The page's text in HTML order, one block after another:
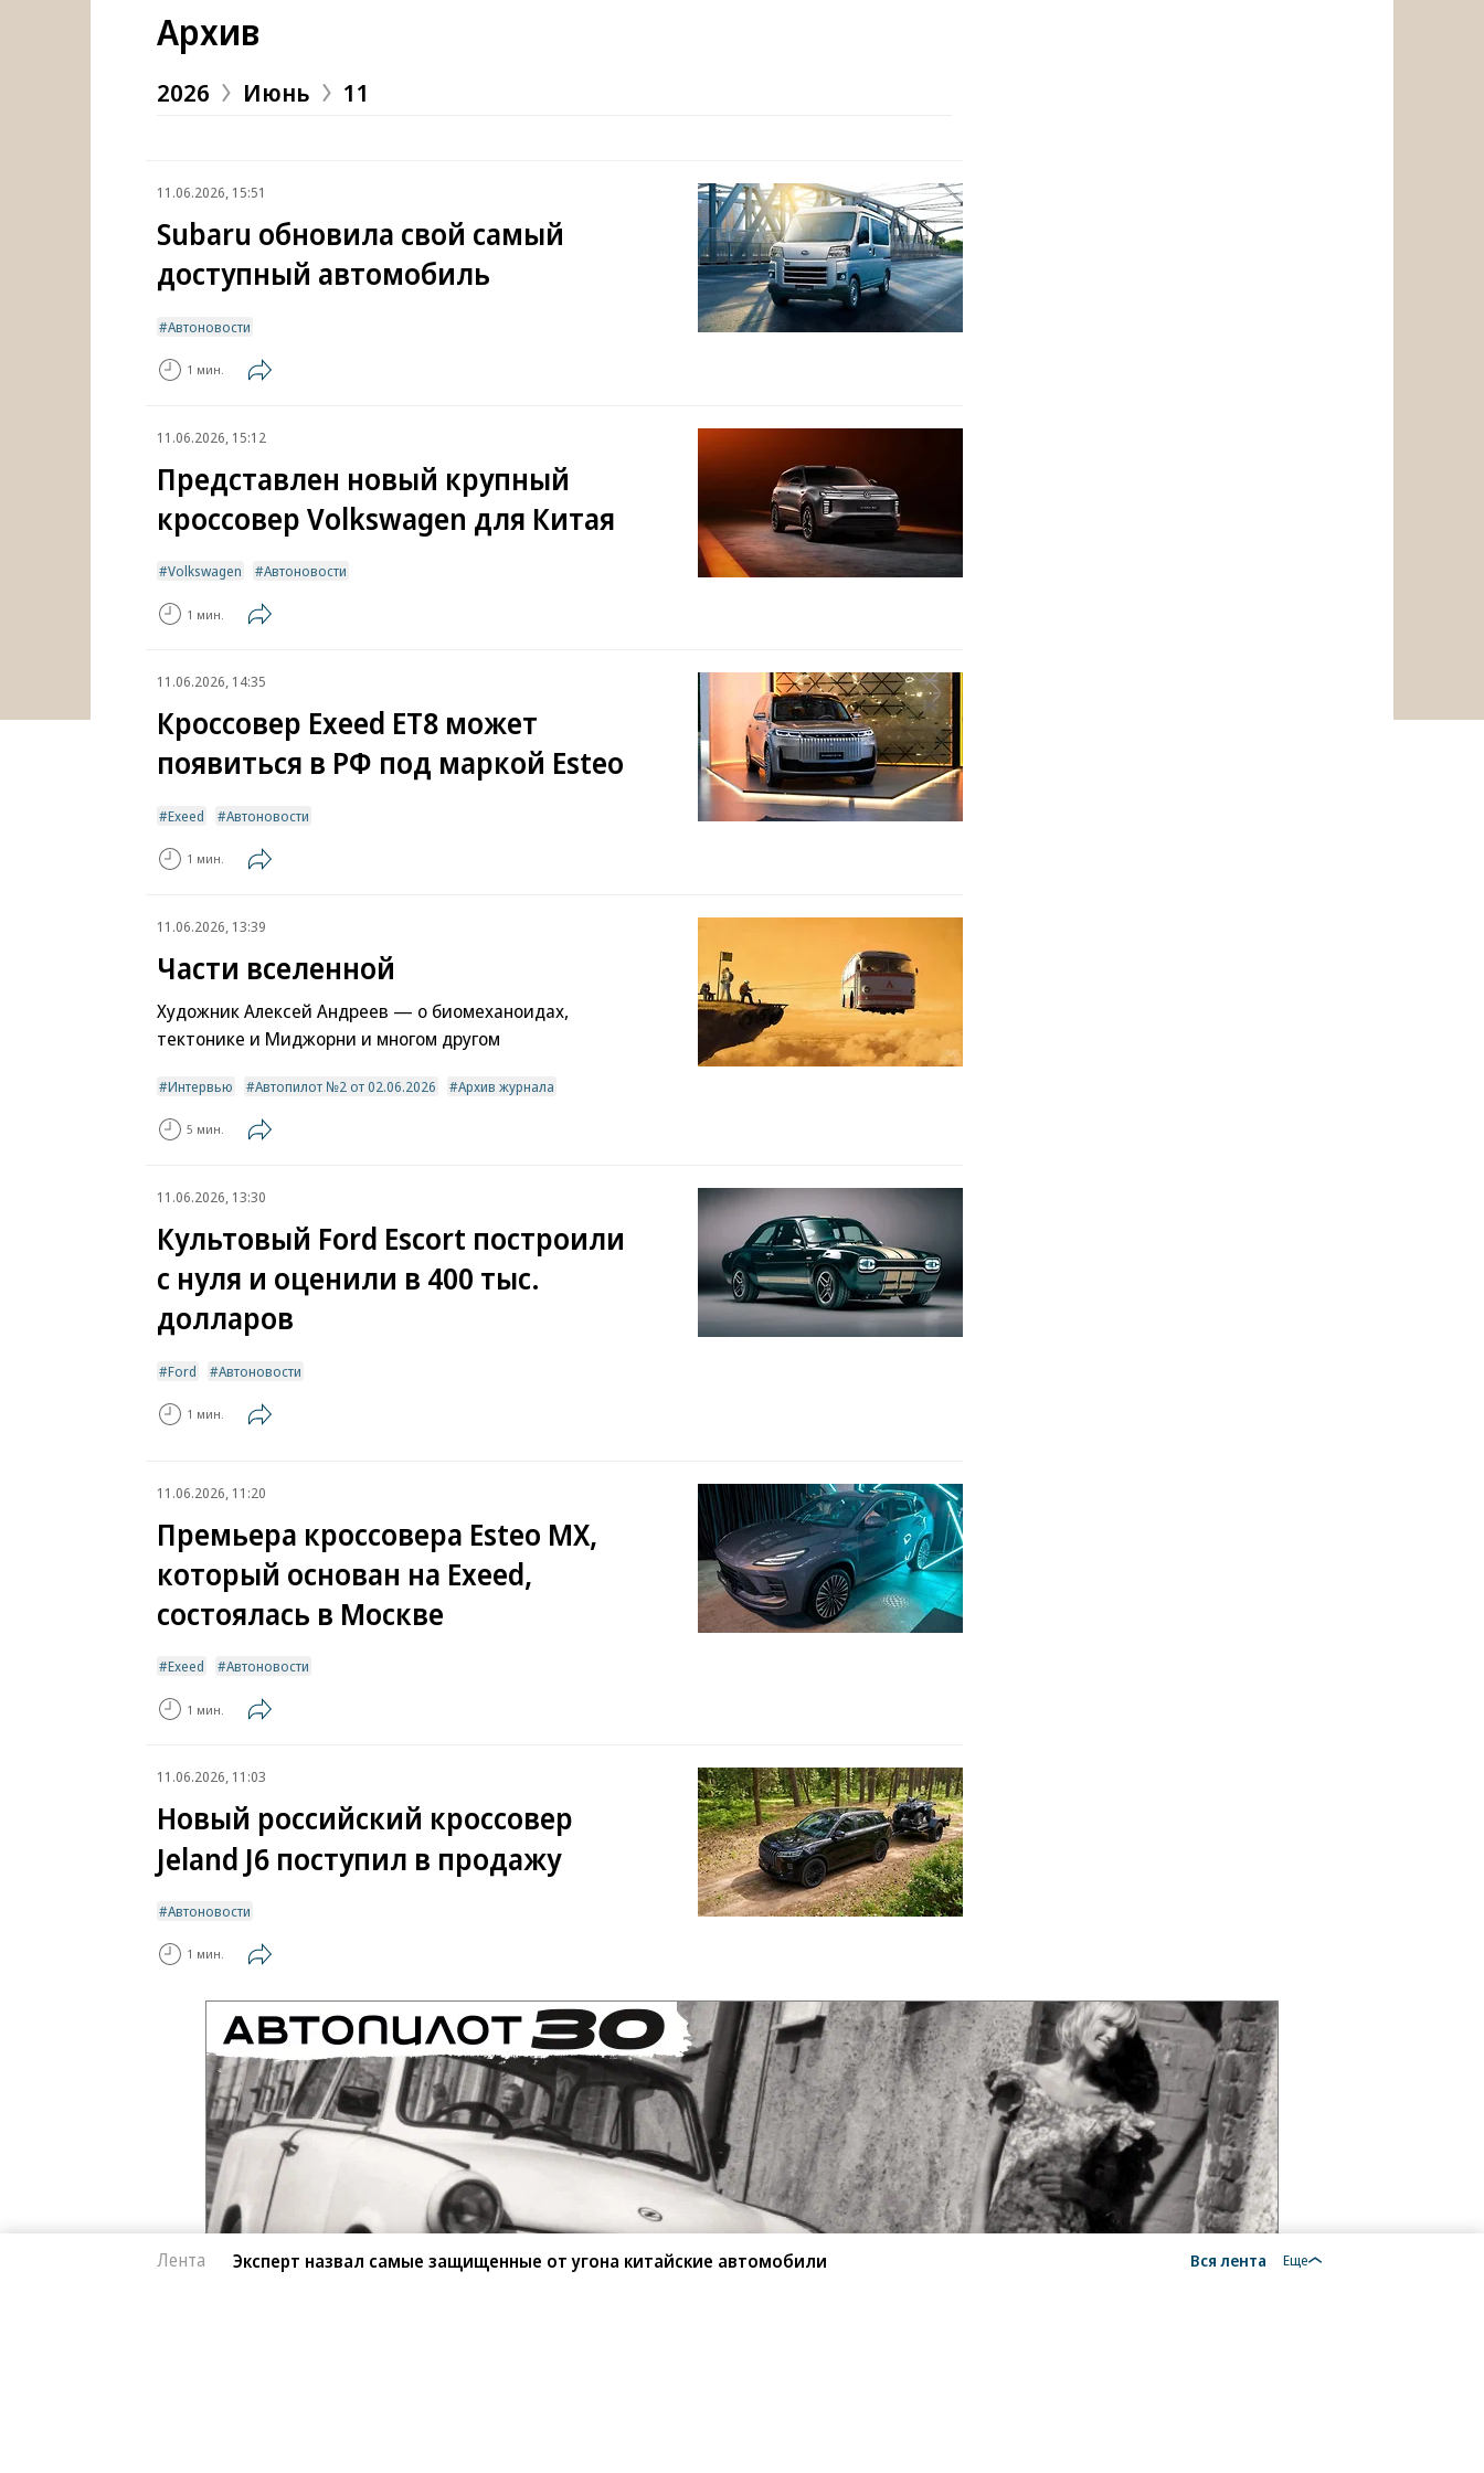
Архив
2026 Июнь 11
11.06.2026, 15:51
Subaru обновила свой самый
доступный автомобиль
Автоновости
1 мин.
11.06.2026, 15:12
Представлен новый крупный
кроссовер Volkswagen для Китая
Volkswagen Автоновости
1 мин.
11.06.2026, 14:35
Кроссовер Exeed ET8 может
появиться в РФ под маркой Esteo
Exeed Автоновости
1 мин.
11.06.2026, 13:39
Части вселенной
Художник Алексей Андреев — о биомеханоидах,
тектонике и Миджорни и многом другом
Интервью Автопилот №2 от 02.06.2026 Архив журнала
5 мин.
11.06.2026, 13:30
Культовый Ford Escort построили
с нуля и оценили в 400 тыс.
долларов
Ford Автоновости
1 мин.
11.06.2026, 11:20
Премьера кроссовера Esteo MX,
который основан на Exeed,
состоялась в Москве
Exeed Автоновости
1 мин.
11.06.2026, 11:03
Новый российский кроссовер
Jeland J6 поступил в продажу
Автоновости
1 мин.
Лента Эксперт назвал самые защищенные от угона китайские автомобили Вся лента Еще